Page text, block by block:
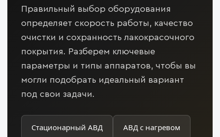
Правильный выбор оборудования
определяет скорость работы, качество
очистки и сохранность лакокрасочного
покрытия. Разберем ключевые
параметры и типы аппаратов, чтобы вы
могли подобрать идеальный вариант
под свои задачи.
Стационарный АВД АВД с нагревом